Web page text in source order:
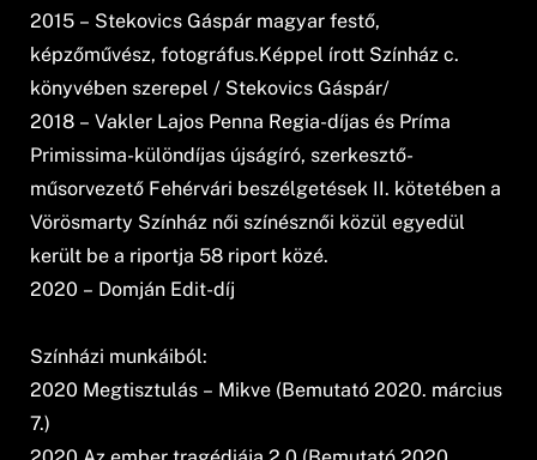
2015 – Stekovics Gáspár magyar festő,
képzőművész, fotográfus.Képpel írott Színház c.
könyvében szerepel / Stekovics Gáspár/
2018 – Vakler Lajos Penna Regia-díjas és Príma
Primissima-különdíjas újságíró, szerkesztő-
műsorvezető Fehérvári beszélgetések II. kötetében a
Vörösmarty Színház női színésznői közül egyedül
került be a riportja 58 riport közé.
2020 – Domján Edit-díj
Színházi munkáiból:
2020 Megtisztulás – Mikve (Bemutató 2020. március
7.)